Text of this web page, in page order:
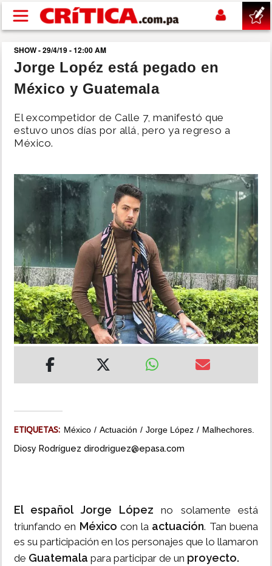
Pasar al contenido principal
buscar
SUCESOS
NACIONAL
DEPORTES
MUNDO
INSÓLITAS
MULTIMEDIA
IMPRESO
SHOW - 29/4/19 - 12:00 AM
Jorge Lopéz está pegado en
México y Guatemala
El excompetidor de Calle 7, manifestó que
estuvo unos días por allá, pero ya regreso a
México.
ETIQUETAS: México Actuación Jorge López Malhechores.
Diosy Rodríguez dirodriguez@epasa.com
El español Jorge López no solamente está
triunfando en México con la actuación. Tan buena
es su participación en los personajes que lo llamaron
de Guatemala para participar de un proyecto.